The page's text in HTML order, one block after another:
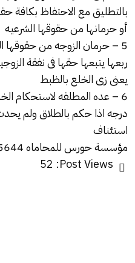
بالتطليق مع الاحتفاظ بكافة
أو حرمانها من حقوقها الشرعيه
5 – حرمان الزوجه من حقوقها
ربعها يتبعها حقها فى نفقة
يعنى زى الخلع بالظبط
6 – عده المطلقه لاستحكام
درجه اذا حكم بالطلاق ولم
استئناف
مؤسسة حورس للمحاماه 01111295644
Post Views:
52